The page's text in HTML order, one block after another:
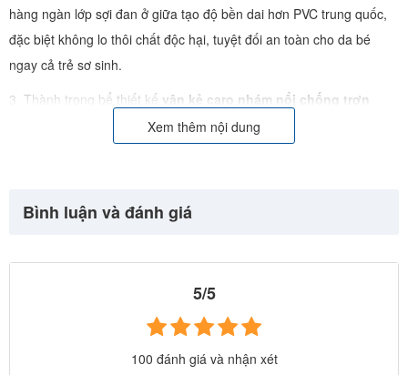
hàng ngàn lớp sợi đan ở giữa tạo độ bền dai hơn PVC trung quốc,
đặc biệt không lo thôi chất độc hại, tuyệt đối an toàn cho da bé
ngay cả trẻ sơ sinh.
3. Thành trong bể thiết kế vân kẻ caro nhám nổi chống trơn
trượt đảm bảo an toànvà tạo hình bể sang trọng, hơn hẳn các bể
4. 100% sản phẩm đã được kiểm tra chất lượng trước khi xuất
ưa chuộng tại các thị trường khó tính này)
5. Mẫu mã đa dạng, thiết kế đồng bộ, có lỗ chờ lắp máy lọc, van xả
nước... và tương thích nhiều phụ kiện bể bơi khác.
6. Khung kim loại hợp kim nhẹ nhưng rất chắc khoẻ, sử dụng công
Xem thêm nội dung
Bình luận và đánh giá
5/5
100 đánh giá và nhận xét